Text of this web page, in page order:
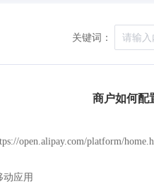
关键词：
商户如何配
open.alipay.com/platform/
动应用